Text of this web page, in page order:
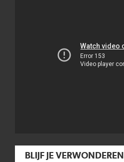
BLIJF JE VERWONDEREN